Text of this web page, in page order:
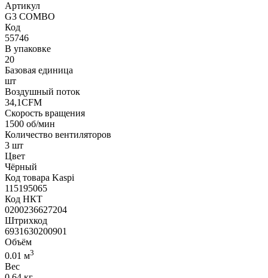
Артикул
G3 COMBO
Код
55746
В упаковке
20
Базовая единица
шт
Воздушный поток
34,1CFM
Скорость вращения
1500 об/мин
Количество вентиляторов
3 шт
Цвет
Чёрный
Код товара Kaspi
115195065
Код НКТ
0200236627204
Штрихкод
6931630200901
Объём
0.01 м3
Вес